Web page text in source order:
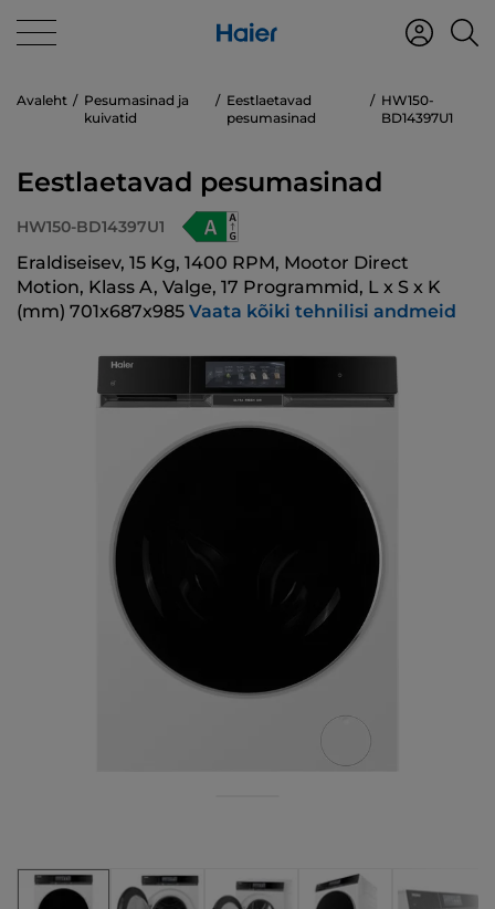
Avaleht
Pesumasinad ja
kuivatid
Eestlaetavad
pesumasinad
HW150-
BD14397U1
Eestlaetavad pesumasinad
HW150-BD14397U1
Eraldiseisev, 15 Kg, 1400 RPM, Mootor Direct
Motion, Klass A, Valge, 17 Programmid, L x S x K
(mm) 701x687x985 Vaata kõiki tehnilisi andmeid